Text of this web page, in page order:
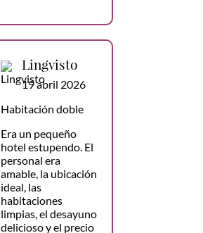
Lingvisto
19 abril 2026
Habitación doble
Era un pequeño
hotel estupendo. El
personal era
amable, la ubicación
ideal, las
habitaciones
limpias, el desayuno
delicioso y el precio